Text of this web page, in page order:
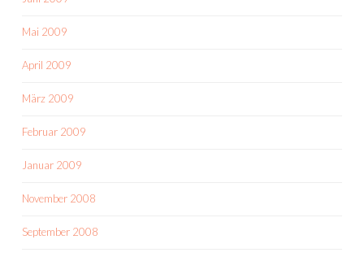
Mai 2009
April 2009
März 2009
Februar 2009
Januar 2009
November 2008
September 2008